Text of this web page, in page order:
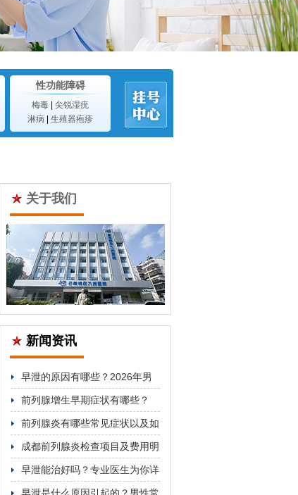
性功能障碍
梅毒 | 尖锐湿疣
淋病 | 生殖器疱疹
关于我们
新闻资讯
早泄的原因有哪些？2026年男
科医生详解分类与对症治疗方法
前列腺增生早期症状有哪些？
2026年科学防治与用药指南
前列腺炎有哪些常见症状以及如
何治疗
成都前列腺炎检查项目及费用明
细公开
早泄能治好吗？专业医生为你详
细解答
早泄是什么原因引起的？男性常